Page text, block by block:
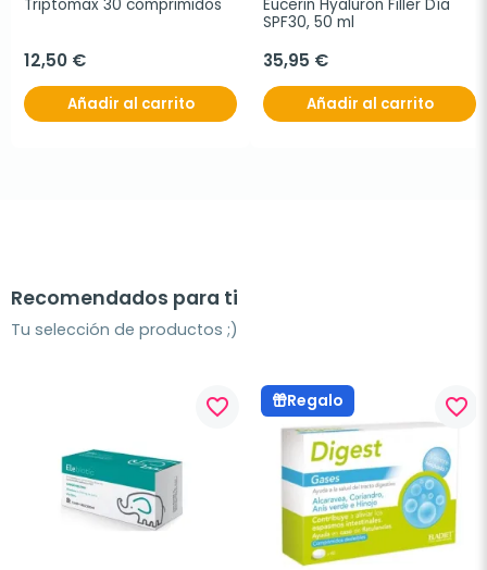
Triptomax 30 comprimidos
12,50 €
Añadir al carrito
Eucerin Hyaluron Filler Día
SPF30, 50 ml
35,95 €
Añadir al carrito
Recomendados para ti
Tu selección de productos ;)
favorite_border Regalo favorite_border